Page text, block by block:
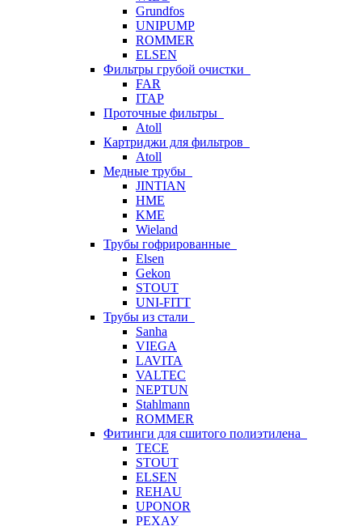
Grundfos
UNIPUMP
ROMMER
ELSEN
Фильтры грубой очистки
FAR
ITAP
Проточные фильтры
Atoll
Картриджи для фильтров
Atoll
Медные трубы
JINTIAN
HME
KME
Wieland
Трубы гофрированные
Elsen
Gekon
STOUT
UNI-FITT
Трубы из стали
Sanha
VIEGA
LAVITA
VALTEC
NEPTUN
Stahlmann
ROMMER
Фитинги для сшитого полиэтилена
TECE
STOUT
ELSEN
REHAU
UPONOR
РЕХАУ